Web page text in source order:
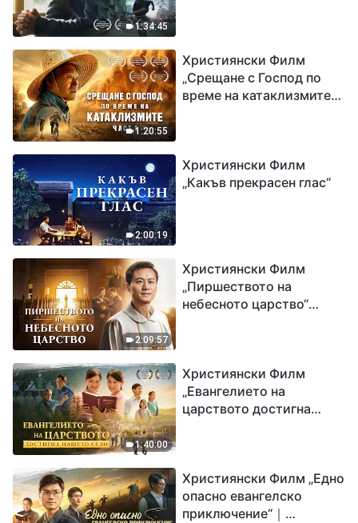
1:34:45
1:20:55
Християнски Филм
„Срещане с Господ по
време на катаклизмите“
2:00:19
Християнски Филм
„Какъв прекрасен глас“
2:09:57
Християнски Филм
„Пиршеството на
небесното царство“
1:40:00
Християнски Филм
„Евангелието на
царството достигна
Християнски Филм „Едно
опасно евангелско
приключение“｜